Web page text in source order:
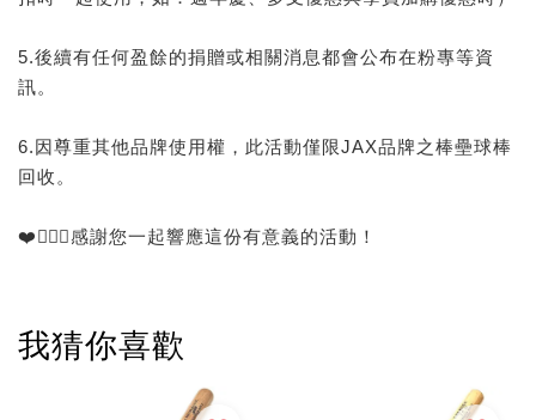
5.後續有任何盈餘的捐贈或相關消息都會公布在粉專等資
訊。
6.因尊重其他品牌使用權，此活動僅限JAX品牌之棒壘球棒
回收。
❤️🙅🏻‍♂️感謝您一起響應這份有意義的活動！
我猜你喜歡